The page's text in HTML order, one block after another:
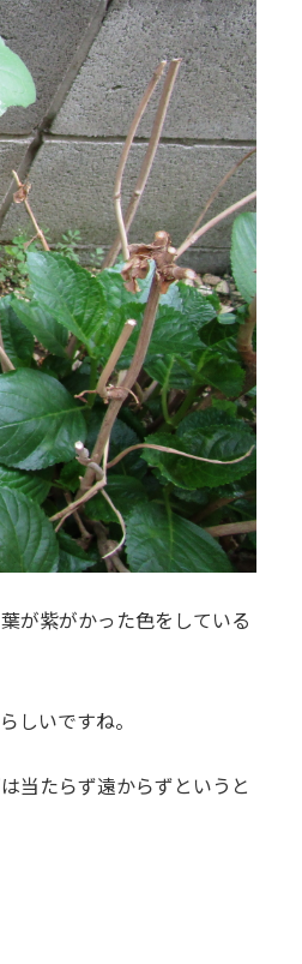
が紫がかった色をしている
しいですね。
当たらず遠からずというと